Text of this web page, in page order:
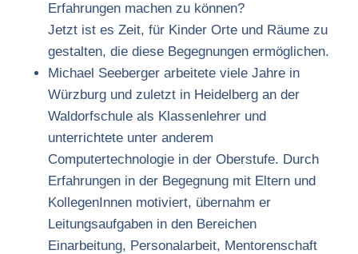
Erfahrungen machen zu können?
Jetzt ist es Zeit, für Kinder Orte und Räume zu
gestalten, die diese Begegnungen ermöglichen.
Michael Seeberger arbeitete viele Jahre in
Würzburg und zuletzt in Heidelberg an der
Waldorfschule als Klassenlehrer und
unterrichtete unter anderem
Computertechnologie in der Oberstufe. Durch
Erfahrungen in der Begegnung mit Eltern und
KollegenInnen motiviert, übernahm er
Leitungsaufgaben in den Bereichen
Einarbeitung, Personalarbeit, Mentorenschaft